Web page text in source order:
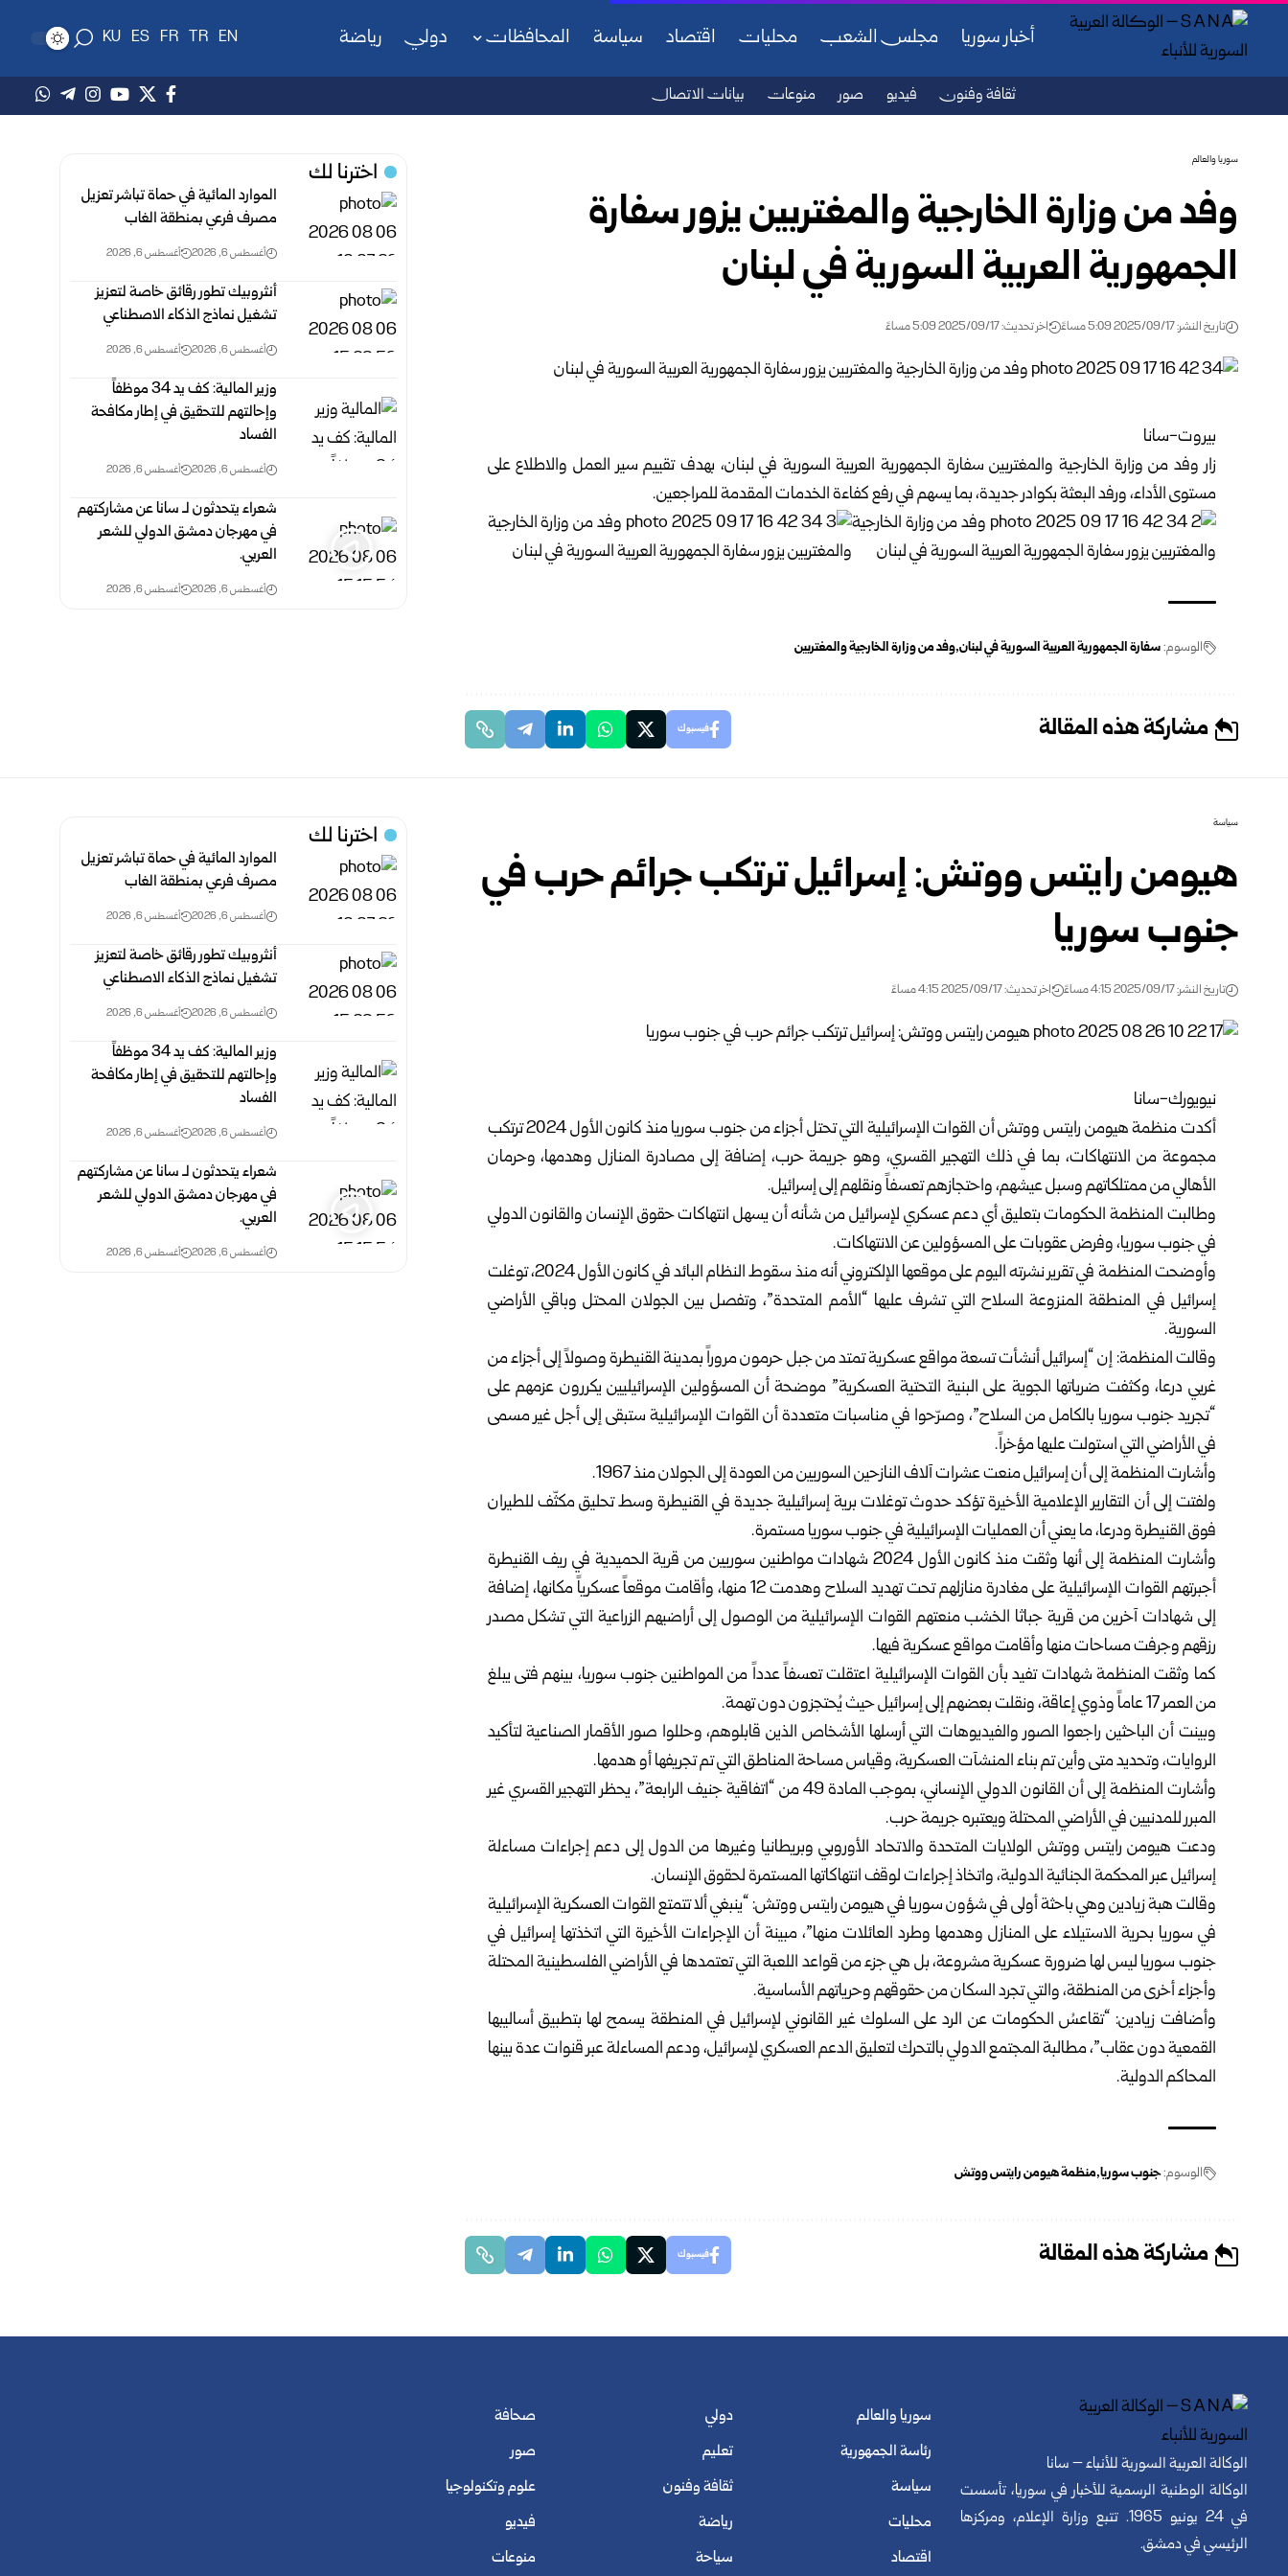
أخبار سوريا مجلس الشعب محليات اقتصاد سياسة المحافظات دولي رياضة EN
TR
FR
ES
KU
ثقافة وفنون فيديو صور منوعات بيانات الاتصال
سوريا والعالم
وفد من وزارة الخارجية والمغتربين يزور سفارة
الجمهورية العربية السورية في لبنان
تاريخ النشر: 2025/09/17 5:09 مساءً اخر تحديث: 2025/09/17 5:09 مساءً
بيروت-سانا
زار وفد من وزارة الخارجية والمغتربين سفارة الجمهورية العربية السورية في لبنان، بهدف تقييم سير العمل والاطلاع على
مستوى الأداء، ورفد البعثة بكوادر جديدة، بما يسهم في رفع كفاءة الخدمات المقدمة للمراجعين.
الوسوم:سفارة الجمهورية العربية السورية في لبنان وفد من وزارة الخارجية والمغتربين
مشاركة هذه المقالة فيسبوك
اخترنا لك
الموارد المائية في حماة تباشر تعزيل
مصرف فرعي بمنطقة الغاب
أغسطس 6, 2026 أغسطس 6, 2026
أنثروبيك تطور رقائق خاصة لتعزيز
تشغيل نماذج الذكاء الاصطناعي
أغسطس 6, 2026 أغسطس 6, 2026
وزير المالية: كف يد 34 موظفاً
وإحالتهم للتحقيق في إطار مكافحة
الفساد
أغسطس 6, 2026 أغسطس 6, 2026
شعراء يتحدثون لـ سانا عن مشاركتهم
في مهرجان دمشق الدولي للشعر
العربي.
أغسطس 6, 2026 أغسطس 6, 2026
سياسة
هيومن رايتس ووتش: إسرائيل ترتكب جرائم حرب في
جنوب سوريا
تاريخ النشر: 2025/09/17 4:15 مساءً اخر تحديث: 2025/09/17 4:15 مساءً
نيويورك-سانا
أكدت منظمة هيومن رايتس ووتش أن القوات الإسرائيلية التي تحتل أجزاء من جنوب سوريا منذ كانون الأول 2024 ترتكب
مجموعة من الانتهاكات، بما في ذلك التهجير القسري، وهو جريمة حرب، إضافة إلى مصادرة المنازل وهدمها، وحرمان
الأهالي من ممتلكاتهم وسبل عيشهم، واحتجازهم تعسفاً ونقلهم إلى إسرائيل.
وطالبت المنظمة الحكومات بتعليق أي دعم عسكري لإسرائيل من شأنه أن يسهل انتهاكات حقوق الإنسان والقانون الدولي
في جنوب سوريا، وفرض عقوبات على المسؤولين عن الانتهاكات.
وأوضحت المنظمة في تقرير نشرته اليوم على موقعها الإلكتروني أنه منذ سقوط النظام البائد في كانون الأول 2024، توغلت
إسرائيل في المنطقة المنزوعة السلاح التي تشرف عليها “الأمم المتحدة”، وتفصل بين الجولان المحتل وباقي الأراضي
السورية.
وقالت المنظمة: إن “إسرائيل أنشأت تسعة مواقع عسكرية تمتد من جبل حرمون مروراً بمدينة القنيطرة وصولاً إلى أجزاء من
غربي درعا، وكثفت ضرباتها الجوية على البنية التحتية العسكرية” موضحة أن المسؤولين الإسرائيليين يكررون عزمهم على
“تجريد جنوب سوريا بالكامل من السلاح”، وصرّحوا في مناسبات متعددة أن القوات الإسرائيلية ستبقى إلى أجل غير مسمى
في الأراضي التي استولت عليها مؤخراً.
وأشارت المنظمة إلى أن إسرائيل منعت عشرات آلاف النازحين السوريين من العودة إلى الجولان منذ 1967.
ولفتت إلى أن التقارير الإعلامية الأخيرة تؤكد حدوث توغلات برية إسرائيلية جديدة في القنيطرة وسط تحليق مكثّف للطيران
فوق القنيطرة ودرعا، ما يعني أن العمليات الإسرائيلية في جنوب سوريا مستمرة.
وأشارت المنظمة إلى أنها وثقت منذ كانون الأول 2024 شهادات مواطنين سوريين من قرية الحميدية في ريف القنيطرة
أجبرتهم القوات الإسرائيلية على مغادرة منازلهم تحت تهديد السلاح وهدمت 12 منها، وأقامت موقعاً عسكرياً مكانها، إضافة
إلى شهادات آخرين من قرية جباثا الخشب منعتهم القوات الإسرائيلية من الوصول إلى أراضيهم الزراعية التي تشكل مصدر
رزقهم وجرفت مساحات منها وأقامت مواقع عسكرية فيها.
كما وثقت المنظمة شهادات تفيد بأن القوات الإسرائيلية اعتقلت تعسفاً عدداً من المواطنين جنوب سوريا، بينهم فتى يبلغ
من العمر 17 عاماً وذوي إعاقة، ونقلت بعضهم إلى إسرائيل حيث يُحتجزون دون تهمة.
وبينت أن الباحثين راجعوا الصور والفيديوهات التي أرسلها الأشخاص الذين قابلوهم، وحللوا صور الأقمار الصناعية لتأكيد
الروايات، وتحديد متى وأين تم بناء المنشآت العسكرية، وقياس مساحة المناطق التي تم تجريفها أو هدمها.
وأشارت المنظمة إلى أن القانون الدولي الإنساني، بموجب المادة 49 من “اتفاقية جنيف الرابعة”، يحظر التهجير القسري غير
المبرر للمدنيين في الأراضي المحتلة ويعتبره جريمة حرب.
ودعت هيومن رايتس ووتش الولايات المتحدة والاتحاد الأوروبي وبريطانيا وغيرها من الدول إلى دعم إجراءات مساءلة
إسرائيل عبر المحكمة الجنائية الدولية، واتخاذ إجراءات لوقف انتهاكاتها المستمرة لحقوق الإنسان.
وقالت هبة زيادين وهي باحثة أولى في شؤون سوريا في هيومن رايتس ووتش: “ينبغي ألا تتمتع القوات العسكرية الإسرائيلية
في سوريا بحرية الاستيلاء على المنازل وهدمها وطرد العائلات منها”، مبينة أن الإجراءات الأخيرة التي اتخذتها إسرائيل في
جنوب سوريا ليس لها ضرورة عسكرية مشروعة، بل هي جزء من قواعد اللعبة التي تعتمدها في الأراضي الفلسطينية المحتلة
وأجزاء أخرى من المنطقة، والتي تجرد السكان من حقوقهم وحرياتهم الأساسية.
وأضافت زيادين: “تقاعسُ الحكومات عن الرد على السلوك غير القانوني لإسرائيل في المنطقة يسمح لها بتطبيق أساليبها
القمعية دون عقاب”، مطالبة المجتمع الدولي بالتحرك لتعليق الدعم العسكري لإسرائيل، ودعم المساءلة عبر قنوات عدة بينها
المحاكم الدولية.
الوسوم:جنوب سوريا منظمة هيومن رايتس ووتش
مشاركة هذه المقالة فيسبوك
اخترنا لك
الموارد المائية في حماة تباشر تعزيل
مصرف فرعي بمنطقة الغاب
أغسطس 6, 2026 أغسطس 6, 2026
أنثروبيك تطور رقائق خاصة لتعزيز
تشغيل نماذج الذكاء الاصطناعي
أغسطس 6, 2026 أغسطس 6, 2026
وزير المالية: كف يد 34 موظفاً
وإحالتهم للتحقيق في إطار مكافحة
الفساد
أغسطس 6, 2026 أغسطس 6, 2026
شعراء يتحدثون لـ سانا عن مشاركتهم
في مهرجان دمشق الدولي للشعر
العربي.
أغسطس 6, 2026 أغسطس 6, 2026
الوكالة العربية السورية للأنباء – سانا
الوكالة الوطنية الرسمية للأخبار في سوريا، تأسست
في 24 يونيو 1965. تتبع وزارة الإعلام، ومركزها
الرئيسي في دمشق.
سوريا والعالم
رئاسة الجمهورية
سياسة
محليات
اقتصاد
دولي
تعليم
ثقافة وفنون
رياضة
سياحة
صحافة
صور
علوم وتكنولوجيا
فيديو
منوعات